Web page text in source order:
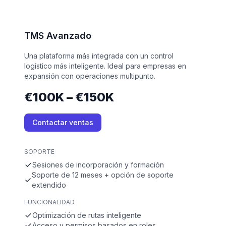
TMS Avanzado
Una plataforma más integrada con un control
logístico más inteligente. Ideal para empresas en
expansión con operaciones multipunto.
€100K – €150K
Contactar ventas
SOPORTE
Sesiones de incorporación y formación
Soporte de 12 meses + opción de soporte
extendido
FUNCIONALIDAD
Optimización de rutas inteligente